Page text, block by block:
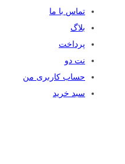
تماس با ما
بلاگ
پرداخت
نت دو
حساب کاربری من
سبد خرید